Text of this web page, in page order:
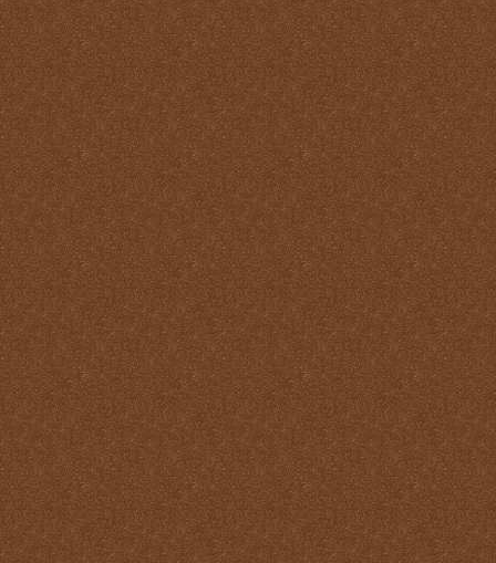
de Jesús en la Eucaristía
remotepost@sancta-missa-
cotidiana.org
Reparación
Ser Eucaristía
Sin etiqueta
Transubstanciación
Un milagro de amor